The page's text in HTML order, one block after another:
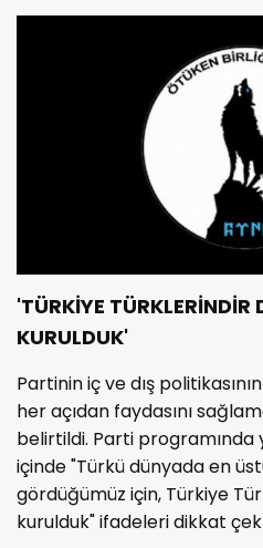
'TÜRKİYE TÜRKLERİNDİR
KURULDUK'
Partinin iç ve dış
her açıdan faydasını
belirtildi. Parti programında
içinde "Türkü dünyada en
gördüğümüz için, Türkiye
kurulduk" ifadeleri dikkat